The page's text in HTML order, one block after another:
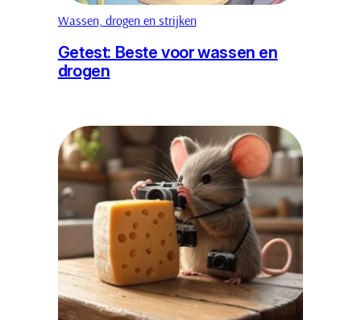
Wassen, drogen en strijken
Getest: Beste voor wassen en
drogen